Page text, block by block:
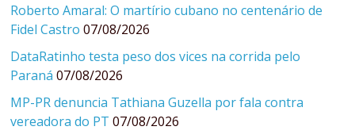
Roberto Amaral: O martírio cubano no centenário de
Fidel Castro 07/08/2026
DataRatinho testa peso dos vices na corrida pelo
Paraná 07/08/2026
MP-PR denuncia Tathiana Guzella por fala contra
vereadora do PT 07/08/2026